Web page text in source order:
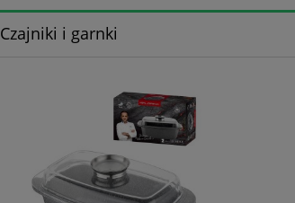
Czajniki i garnki